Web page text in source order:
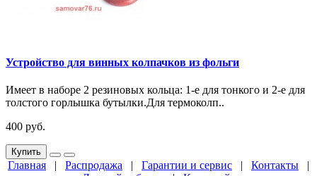
Устройство для винных колпачков из фольги
Имеет в наборе 2 резиновых кольца: 1-е для тонкого и 2-е для
толстого горлышка бутылки.Для термоколп..
400 руб.
Купить
Главная | Распродажа | Гарантии и сервис | Контакты |